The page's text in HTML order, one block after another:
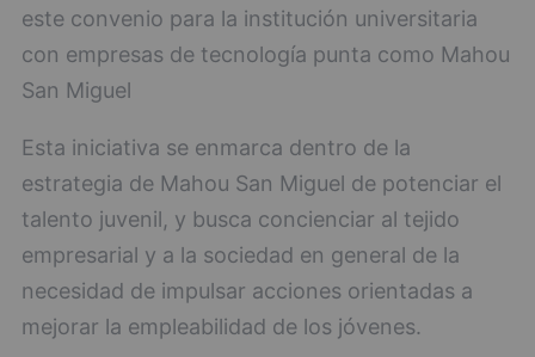
este convenio para la institución universitaria
con empresas de tecnología punta como Mahou
San Miguel
Esta iniciativa se enmarca dentro de la
estrategia de Mahou San Miguel de potenciar el
talento juvenil, y busca concienciar al tejido
empresarial y a la sociedad en general de la
necesidad de impulsar acciones orientadas a
mejorar la empleabilidad de los jóvenes.